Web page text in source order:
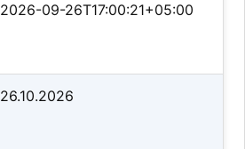
2026-09-26T17:00:21+05:00
26.10.2026